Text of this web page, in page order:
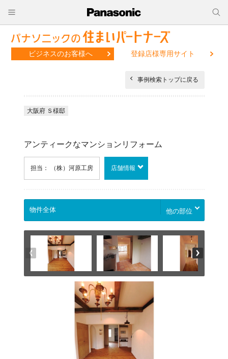
ビジネスのお客様へ 登録店様専用サイト
事例検索トップに戻る
大阪府 Ｓ様邸
アンティークなマンションリフォーム
担当： （株）河原工房 店舗情報
他の部位